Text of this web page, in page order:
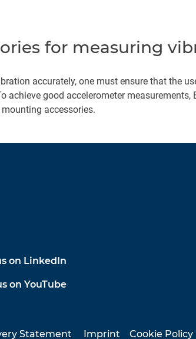
for measuring
accurately, one must ensure that the
achieve good accelerometer
accessories.
on LinkedIn
on YouTube
Statement Imprint Cookie Policy